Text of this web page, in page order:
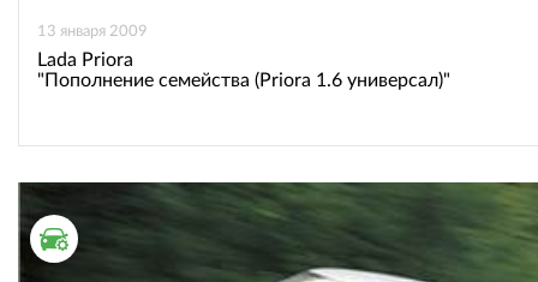
13 января 2009
Lada Priora
"Пополнение семейства (Priora 1.6 универсал)"